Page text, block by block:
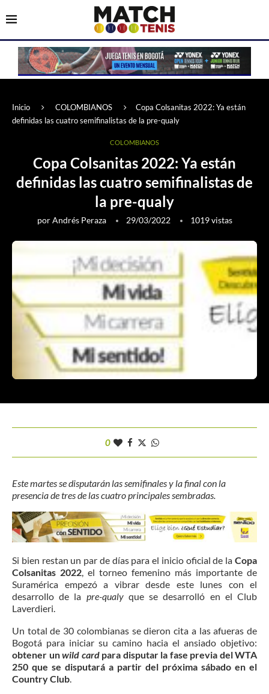
Inicio COLOMBIANOS
Copa Colsanitas 2022: Ya están
definidas las cuatro semifinalistas de la pre-qualy
COLOMBIANOS
Copa Colsanitas 2022: Ya están
definidas las cuatro semifinalistas de
la pre-qualy
porAndrés Peraza 29/03/2022 1019vistas
0
Este martes se disputarán las semifinales y la final con la
presencia de tres de las cuatro principales sembradas.
Si bien restan un par de días para el inicio oficial de la Copa
Colsanitas 2022 , el torneo femenino más importante de
Suramérica empezó a vibrar desde este lunes con el
desarrollo de la pre-qualyque se desarrolló en el Club
Laverdieri.
Un total de 30 colombianas se dieron cita a las afueras de
Bogotá para iniciar su camino hacia el ansiado objetivo:
obtener unwild cardpara disputar la fase previa del WTA
250 que se disputará a partir del próxima sábado en el
Country Club